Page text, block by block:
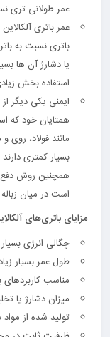
عمر طولانی تری
عمر باتری
باتری نسبت به
استفاده بخش
ایمنی یکی دیگر
همتایان خود که
مانند فولاد،
بسیار کمتری
همچنین روش دفع
است در میان
مزایای باتری‌های
چگالی انرژی بسیار
طول عمر بسیار
مناسب کاربردهای
میزان دشارژ یا
تولید شده از